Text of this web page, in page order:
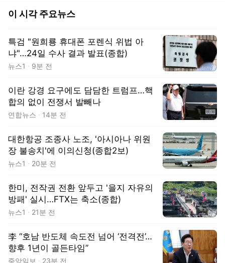
이 시각 주요뉴스
특검 "원희룡 휴대폰 포렌식 위법 아
냐"…24일 수사 결과 발표(종합)
뉴스1 9분 전
이란 강경 요구에도 담담한 트럼프…핵
합의 없이 전쟁서 발빼나
연합뉴스 14분 전
대한항공 조종사 노조, '아시아나 위원
장 불송치'에 이의신청(종합2보)
뉴스1 20분 전
한미, 전작권 전환 앞두고 '을지 자유의
방패' 실시…FTX는 축소(종합)
뉴스1 21분 전
李 “호남 반도체 속도전 넘어 ‘전격전’…
향후 1년이 골든타임”
중앙일보 23분 전